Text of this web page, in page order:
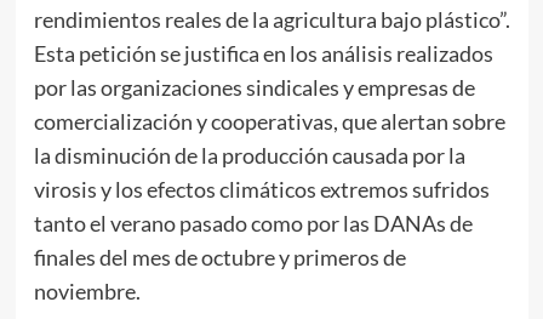
rendimientos reales de la agricultura bajo plástico”.
Esta petición se justifica en los análisis realizados
por las organizaciones sindicales y empresas de
comercialización y cooperativas, que alertan sobre
la disminución de la producción causada por la
virosis y los efectos climáticos extremos sufridos
tanto el verano pasado como por las DANAs de
finales del mes de octubre y primeros de
noviembre.